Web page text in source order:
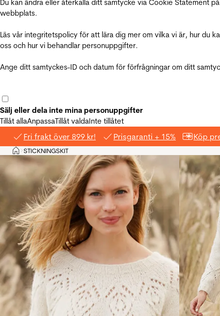
Du kan ändra eller återkalla ditt samtycke via Cookie Statement
webbplats.
Läs vår integritetspolicy för att lära dig mer om vilka vi är, hur du
oss och hur vi behandlar personuppgifter.
Ange ditt samtyckes-ID och datum för förfrågningar om ditt
Sälj eller dela inte mina personuppgifter
Tillåt allaAnpassaTillåt valdaInte tillåtet
Fri frakt över 899 kr! Prisgaranti + 15% Köp
Hem
>STICKNINGSKIT